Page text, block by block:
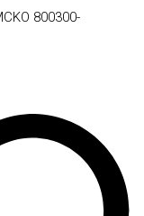
800300-